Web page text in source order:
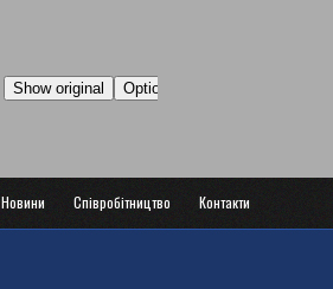
Новини Співробітництво Контакти